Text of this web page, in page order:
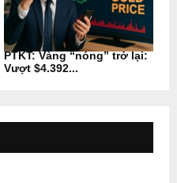
PTKT: Vàng “nóng” trở lại:
Vượt $4.392...